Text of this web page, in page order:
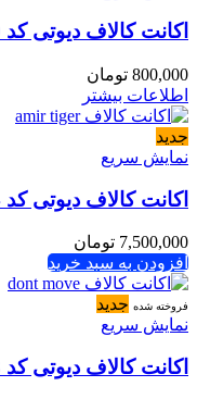
اکانت کالاف دیوتی کد 9570
800,000 تومان
اطلاعات بیشتر
جدید
نمایش سریع
اکانت کالاف دیوتی کد 9364
7,500,000 تومان
افزودن به سبد خرید
فروخته شده جدید
نمایش سریع
اکانت کالاف دیوتی کد 9673